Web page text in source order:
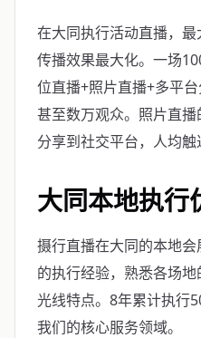
在大同执行活动直播，
传播效果最大化。一场
位直播+照片直播+多平
甚至数万观众。照片直
分享到社交平台，人均触
大同本地执行
摄行直播在大同的本地
的执行经验，熟悉各场
光线特点。8年累计执行
我们的核心服务领域。